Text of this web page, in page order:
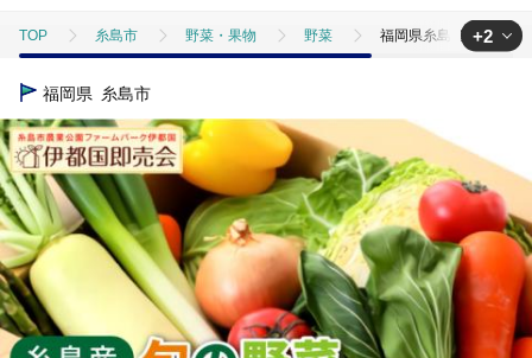
TOP 糸島市 野菜・果物 野菜 福岡県糸島産 旬の野
TOP
TOP 野菜 ほかの野菜 福岡県糸島産 旬の野菜盛り合わせセ
+2
福岡県 糸島市